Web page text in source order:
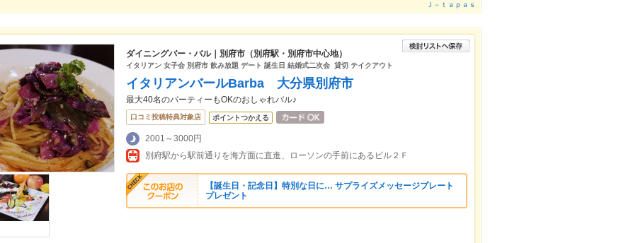
Ｊ－ｔａｐａｓ
ダイニングバー・バル｜別府市（別府駅・別府市中心地）
イタリアン 女子会 別府市 飲み放題 デート 誕生日 結婚式二次会 貸切 テイクアウト
イタリアンバールBarba 大分県別府市
最大40名のパーティーもOKのおしゃれバル♪
口コミ投稿特典対象店 ポイントつかえる
2001～3000円
別府駅から駅前通りを海方面に直進、ローソンの手前にあるビル２Ｆ
【誕生日・記念日】特別な日に… サプライズメッセージプレート
プレゼント